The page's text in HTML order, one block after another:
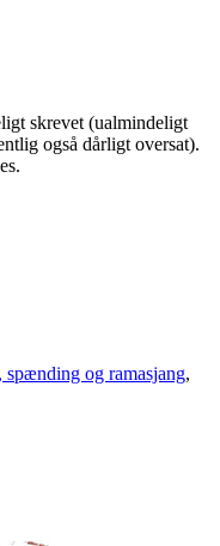
skrevet (ualmindeligt
også dårligt oversat).
og ramasjang,